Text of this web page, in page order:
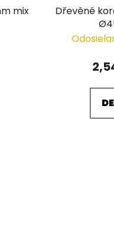
mix
Dřevěné